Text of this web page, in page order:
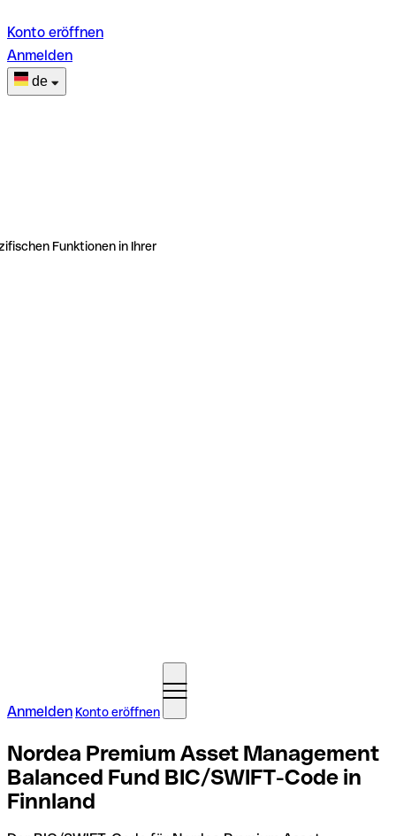
Konto eröffnen
Anmelden
de
Funktionen in Ihrer
Anmelden Konto eröffnen
Nordea Premium Asset Management
Balanced Fund BIC/SWIFT-Code in
Finnland